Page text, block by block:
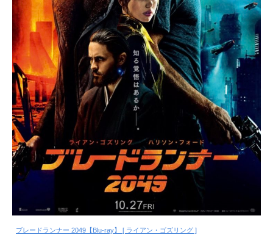
ブレードランナー 2049【Blu-ray】 [ ライアン・ゴズリング ]